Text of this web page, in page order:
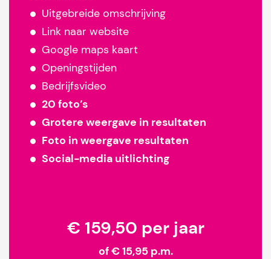
Uitgebreide omschrijving
Link naar website
Google maps kaart
Openingstijden
Bedrijfsvideo
20 foto’s
Grotere weergave in resultaten
Foto in weergave resultaten
Social-media uitlichting
€ 159,50 per jaar
of € 15,95 p.m.